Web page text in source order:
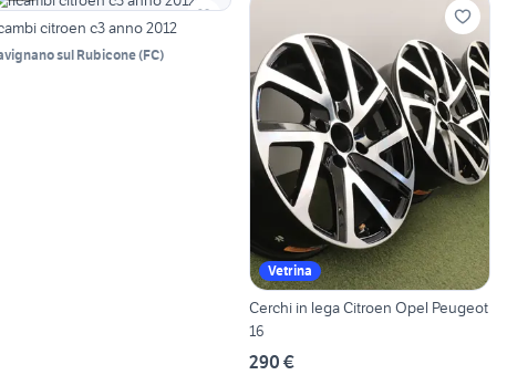
citroen c3 anno 2012
sul Rubicone(FC)
Vetrina
Cerchi in lega Citroen Opel Peugeot
16
290 €